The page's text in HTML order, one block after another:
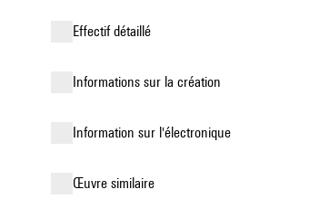
effectif détaillé
informations sur la création
Information sur l'électronique
œuvre similaire